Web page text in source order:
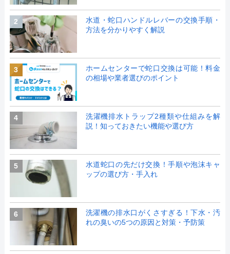
2
水道・蛇口ハンドルレバーの交換手順・
方法を分かりやすく解説
3
ホームセンターで蛇口交換は可能！料金
の相場や業者選びのポイント
4
洗濯機排水トラップ2種類や仕組みを解
説！知っておきたい機能や選び方
5
水道蛇口の先だけ交換！手順や泡沫キャ
ップの選び方・手入れ
6
洗濯機の排水口がくさすぎる！下水・汚
れの臭いの5つの原因と対策・予防策